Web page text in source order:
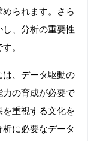
られます。さら
、分析の重要性
。
、データ駆動の
の育成が必要で
重視する文化を
に必要なデータ